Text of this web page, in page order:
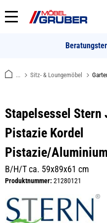
springen
... Sitz- & Loungemöbel
Stapelsessel
Pistazie Kordel
Pistazie/
B/H/T ca. 59x89x61 cm
Produktnummer: 21280121